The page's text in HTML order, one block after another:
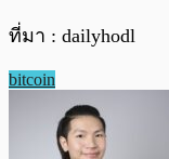
ที่มา : dailyhodl
bitcoin